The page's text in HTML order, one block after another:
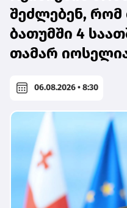
შეძლებენ,
ბათუმში 4
თამარ
06.08.2026 • 8:30